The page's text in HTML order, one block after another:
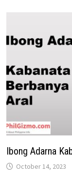
Ibong Adarna
October 14, 2023